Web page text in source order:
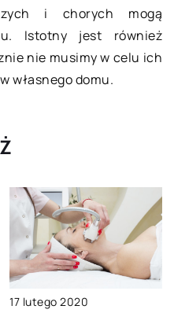
i chorych mogą
Istotny jest również
nie musimy w celu ich
własnego domu.
17 lutego 2020